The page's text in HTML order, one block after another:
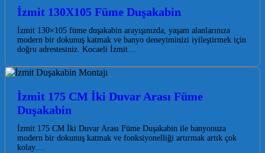
İzmit 130X105 Füme Duşakabin
İzmit 130×105 füme duşakabin arayışınızda, yaşam alanlarınıza
modern bir dokunuş katmak ve banyo deneyiminizi iyileştirmek için
doğru adrestesiniz. Kocaeli İzmit…
İzmit 175 CM İki Duvar Arası Füme
Duşakabin
İzmit 175 CM İki Duvar Arası Füme Duşakabin ile banyonuza
modern bir dokunuş katmak ve fonksiyonelliği artırmak artık çok
kolay.…